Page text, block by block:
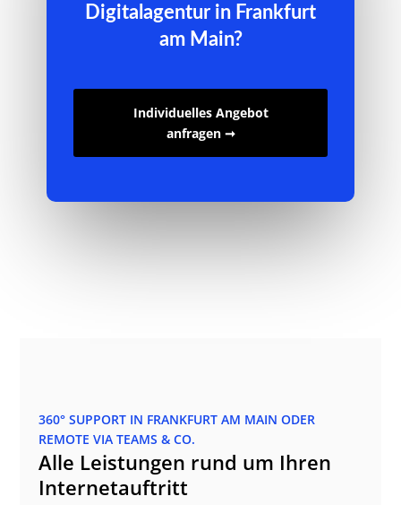
Digitalagentur in Frankfurt
am Main?
Individuelles Angebot
anfragen ➞
360° SUPPORT IN FRANKFURT AM MAIN ODER
REMOTE VIA TEAMS & CO.
Alle Leistungen rund um Ihren
Internetauftritt